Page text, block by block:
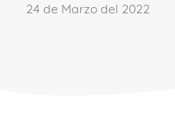
24 de Marzo del 2022